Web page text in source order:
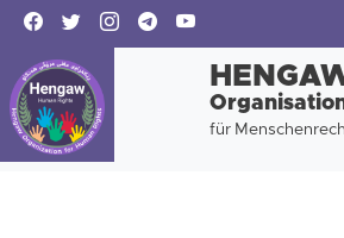
für